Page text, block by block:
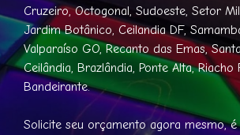
Cruzeiro, Octogonal, Sudoeste, Setor
Jardim Botânico, Ceilandia DF,
Valparaíso GO, Recanto das Emas,
Ceilândia, Brazlândia, Ponte Alta, Riacho
Bandeirante.
Solicite seu orçamento agora mesmo, é